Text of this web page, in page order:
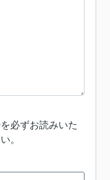
を必ずお読みいた
。